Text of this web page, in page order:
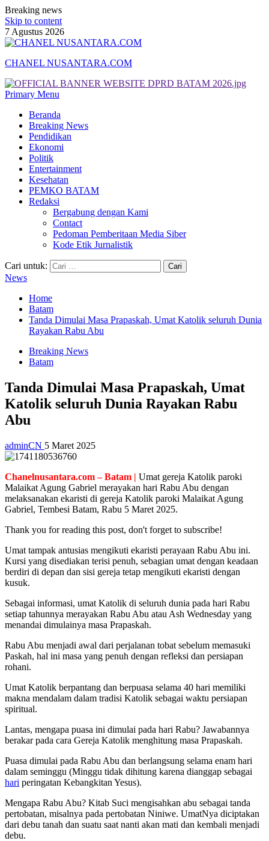
Breaking news
Skip to content
7 Agustus 2026
CHANEL NUSANTARA.COM
Primary Menu
Beranda
Breaking News
Pendidikan
Ekonomi
Politik
Entertainment
Kesehatan
PEMKO BATAM
Redaksi
Bergabung dengan Kami
Contact
Pedoman Pemberitaan Media Siber
Kode Etik Jurnalistik
Cari untuk:
News
Home
Batam
Tanda Dimulai Masa Prapaskah, Umat Katolik seluruh Dunia
Rayakan Rabu Abu
Breaking News
Batam
Tanda Dimulai Masa Prapaskah, Umat
Katolik seluruh Dunia Rayakan Rabu
Abu
adminCN 5 Maret 2025
Chanelnusantara.com – Batam | Umat gereja Katolik paroki
Malaikat Agung Gabriel merayakan hari Rabu Abu dengan
melaksanakan ekaristi di gereja Katolik paroki Malaikat Agung
Gabriel, Tembesi Batam, Rabu 5 Maret 2025.
Thank you for reading this post, don't forget to subscribe!
Umat tampak antusias mengikuti ekaristi perayaan Rabu Abu ini.
Kursi yang disediakan terisi penuh, sebagian umat dengan keadaan
berdiri di depan dan sisi gereja tetap mengikuti ekaristi dengan
kusuk.
Sebagai informasi, umat Katolik di seluruh dunia pada hari Rabu
setiap tahunnya merayakan Rabu Abu atau Ash Wednesday yang
menandai dimulainya masa Prapaskah.
Rabu Abu menjadi awal dari perjalanan tobat sebelum memasuki
Paskah, hal ini masa yang penuh dengan refleksi dan persiapan
rohani.
Umat Katolik berpantang dan berpuasa selama 40 hari memiliki
makna mendalam dalam tradisi Katolik sebagai waktu persiapan
spiritual.
Lantas, mengapa puasa ini dimulai pada hari Rabu? Jawabannya
berakar pada cara Gereja Katolik menghitung masa Prapaskah.
Puasa dimulai pada Rabu Abu dan berlangsung selama enam hari
dalam seminggu (Minggu tidak dihitung karena dianggap sebagai
hari peringatan Kebangkitan Yesus).
Mengapa Rabu Abu? Kitab Suci mengisahkan abu sebagai tanda
pertobatan, misalnya pada pertobatan Niniwe. UmatNya diciptakan
dari debu tanah dan suatu saat nanti akan mati dan kembali menjadi
debu.